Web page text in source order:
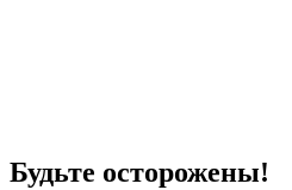
Будьте осторожены!